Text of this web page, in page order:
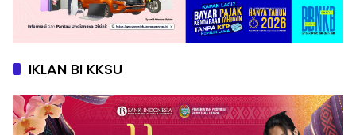
IKLAN BI KKSU